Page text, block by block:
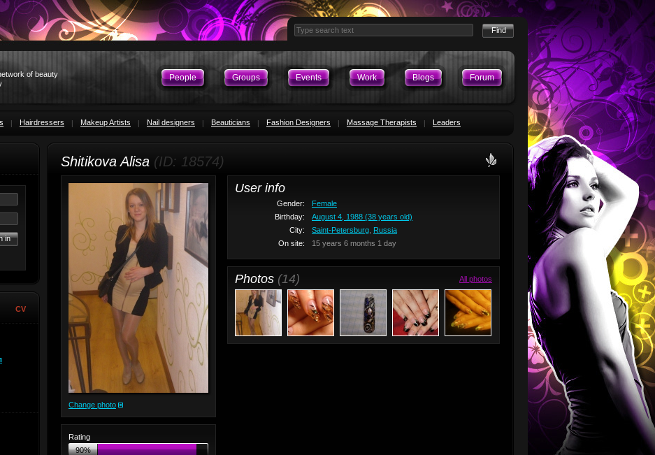
of beauty
People Groups Events Work Blogs Forum
Hairdressers Makeup Artists Nail designers Beauticians Fashion Designers Massage Therapists Leaders
CV
Shitikova Alisa (ID: 18574)
Change photo
Rating
90%
User info
Gender:
Female
Birthday:
August 4, 1988 (38 years old)
City:
Saint-Petersburg Russia
On site:
15 years 6 months 1 day
All photos
Photos (14)